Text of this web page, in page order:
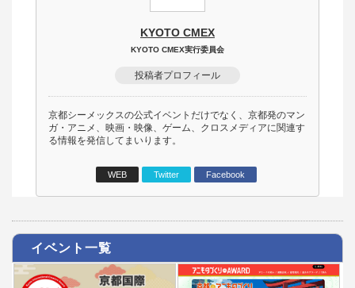
KYOTO CMEX
KYOTO CMEX実行委員会
投稿者プロフィール
京都シーメックスの公式イベントだけでなく、京都発のマン
ガ・アニメ、映画・映像、ゲーム、クロスメディアに関連す
る情報を発信してまいります。
WEB Twitter Facebook
イベント一覧